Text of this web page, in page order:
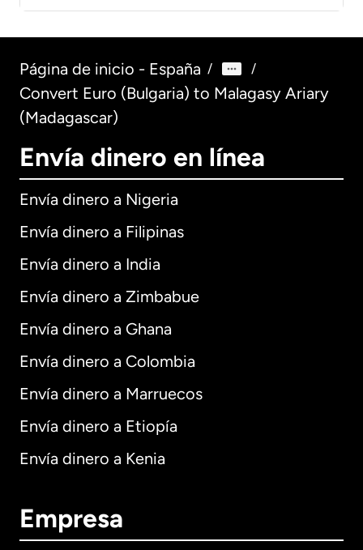
Página de inicio - España / /
Convert Euro (Bulgaria) to Malagasy Ariary
(Madagascar)
Envía dinero en línea
Envía dinero a Nigeria
Envía dinero a Filipinas
Envía dinero a India
Envía dinero a Zimbabue
Envía dinero a Ghana
Envía dinero a Colombia
Envía dinero a Marruecos
Envía dinero a Etiopía
Envía dinero a Kenia
Empresa